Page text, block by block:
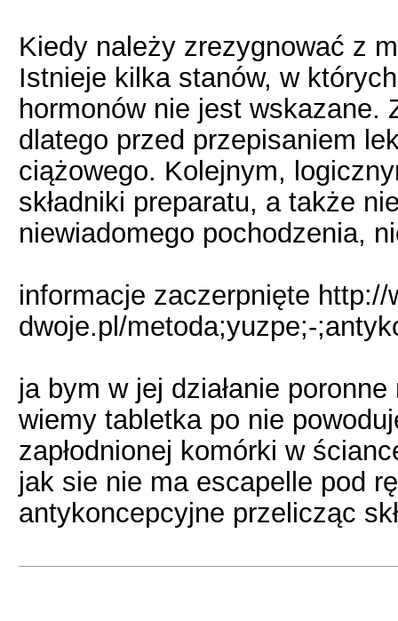
Kiedy należy zrezygnować z
Istnieje kilka stanów, w
hormonów nie jest
dlatego przed przepisaniem
ciążowego. Kolejnym,
składniki preparatu, a także
niewiadomego pochodzenia,
informacje zaczerpnięte http://
dwoje.pl/metoda;yuzpe;-
ja bym w jej działanie
wiemy tabletka po nie
zapłodnionej komórki w
jak sie nie ma escapelle pod
antykoncepcyjne przelicząc